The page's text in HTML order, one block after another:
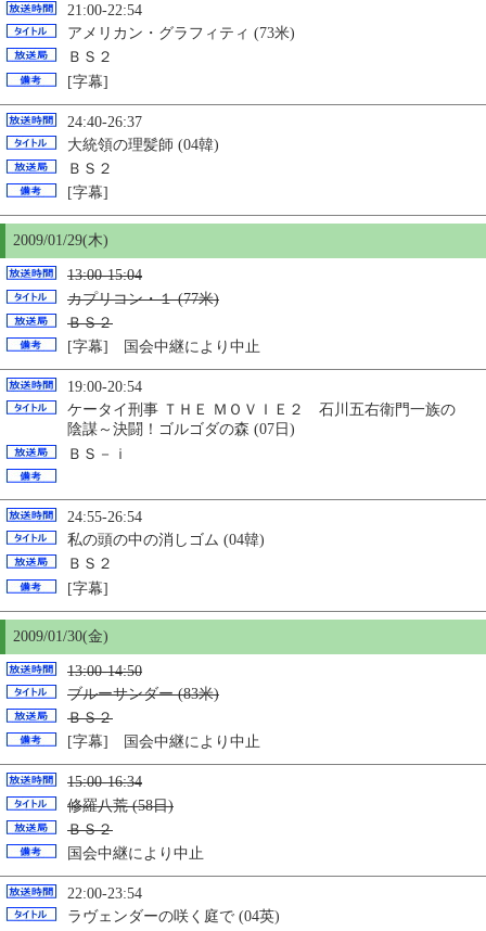
21:00-22:54
アメリカン・グラフィティ (73米)
ＢＳ２
[字幕]
24:40-26:37
大統領の理髪師 (04韓)
ＢＳ２
[字幕]
2009/01/29(木)
13:00-15:04
カプリコン・１ (77米)
ＢＳ２
[字幕] 国会中継により中止
19:00-20:54
ケータイ刑事 ＴＨＥ ＭＯＶＩＥ２ 石川五右衛門一族の
陰謀～決闘！ゴルゴダの森 (07日)
ＢＳ－ｉ
24:55-26:54
私の頭の中の消しゴム (04韓)
ＢＳ２
[字幕]
2009/01/30(金)
13:00-14:50
ブルーサンダー (83米)
ＢＳ２
[字幕] 国会中継により中止
15:00-16:34
修羅八荒 (58日)
ＢＳ２
国会中継により中止
22:00-23:54
ラヴェンダーの咲く庭で (04英)